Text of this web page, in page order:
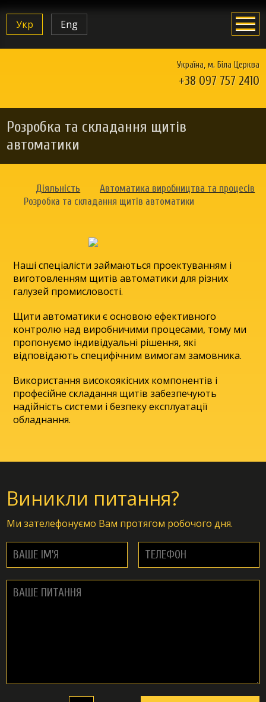
Укр Eng
Україна, м. Біла Церква
+38 097 757 2410
Розробка та складання щитів
автоматики
Діяльність Автоматика виробництва та процесів
Розробка та складання щитів автоматики
Наші спеціалісти займаються проектуванням і
виготовленням щитів автоматики для різних
галузей промисловості.
Щити автоматики є основою ефективного
контролю над виробничими процесами, тому ми
пропонуємо індивідуальні рішення, які
відповідають специфічним вимогам замовника.
Використання високоякісних компонентів і
професійне складання щитів забезпечують
надійність системи і безпеку експлуатації
обладнання.
Виникли питання?
Ми зателефонуємо Вам протягом робочого дня.